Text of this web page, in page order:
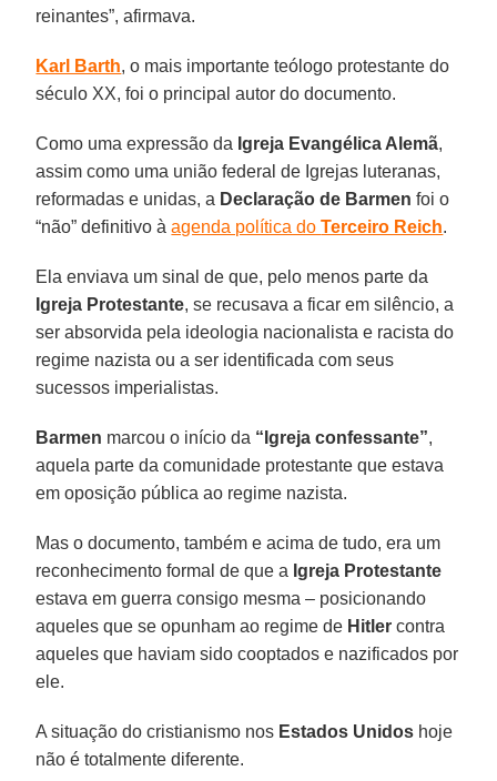
reinantes”, afirmava.
Karl Barth, o mais importante teólogo protestante do
século XX, foi o principal autor do documento.
Como uma expressão da Igreja Evangélica Alemã,
assim como uma união federal de Igrejas luteranas,
reformadas e unidas, a Declaração de Barmen foi o
“não” definitivo àagenda política doTerceiro Reich.
Ela enviava um sinal de que, pelo menos parte da
Igreja Protestante, se recusava a ficar em silêncio, a
ser absorvida pela ideologia nacionalista e racista do
regime nazista ou a ser identificada com seus
sucessos imperialistas.
Barmen marcou o início da “Igreja confessante”,
aquela parte da comunidade protestante que estava
em oposição pública ao regime nazista.
Mas o documento, também e acima de tudo, era um
reconhecimento formal de que a Igreja Protestante
estava em guerra consigo mesma – posicionando
aqueles que se opunham ao regime de Hitler contra
aqueles que haviam sido cooptados e nazificados por
ele.
A situação do cristianismo nos Estados Unidos hoje
não é totalmente diferente.